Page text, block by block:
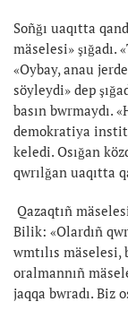
Soñğı uaqıtta
mäselesi»
«Oybay, anau
söyleydi» dep
basın bwrmaydı.
demokratiya
keledi. Osığan
qwrılğan uaqıtta
Qazaqtıñ
Bilik: «Olardıñ
wmtılıs mäselesi,
oralmannıñ
jaqqa bwradı. Biz